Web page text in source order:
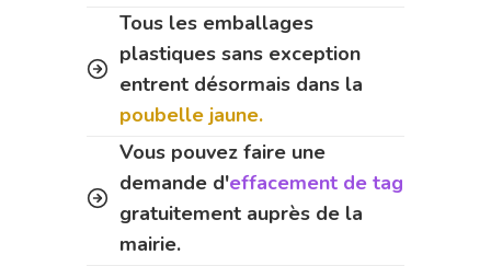
Tous les emballages
plastiques sans exception
entrent désormais dans la
poubelle jaune.
Vous pouvez faire une
demande d'effacement de tag
gratuitement auprès de la
mairie.